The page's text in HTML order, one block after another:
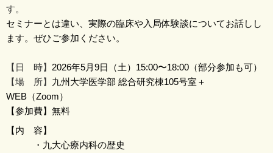
す。
セミナーとは違い、 実際の臨床や入局体験談についてお話しし
ます。 ぜひご参加ください。
【日 時】 2026年5月9日（土）15:00〜18:00（部分参加も可）
【場 所】 九州大学医学部 総合研究棟105号室＋
WEB（Zoom）
【参加費】無料
【内 容】
・九大心療内科の歴史